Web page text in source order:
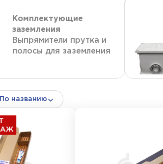
Комплектующие
заземления
Выпрямители прутка и
полосы для заземления
По названию